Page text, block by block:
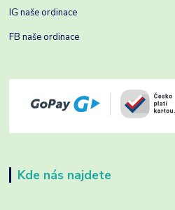
IG naše ordinace
FB naše ordinace
Kde nás najdete